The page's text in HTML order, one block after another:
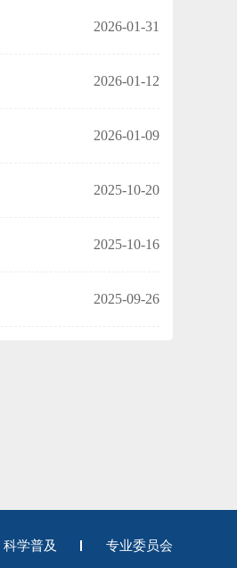
2026-01-31
2026-01-12
2026-01-09
2025-10-20
2025-10-16
2025-09-26
科学普及 专业委员会